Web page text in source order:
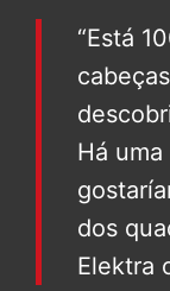
“Está
Há
dos
Elektra